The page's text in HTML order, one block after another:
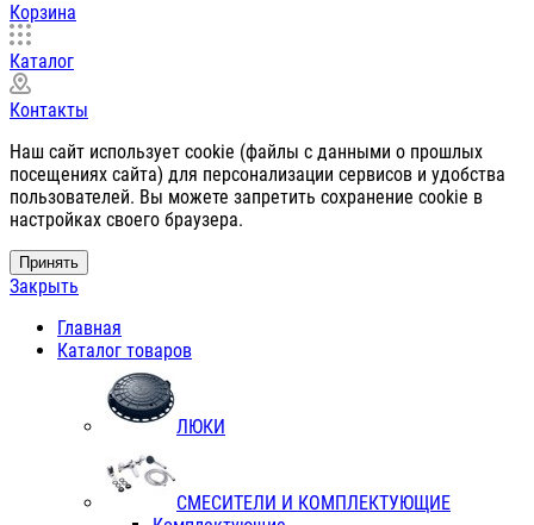
Корзина
Каталог
Контакты
Наш сайт использует cookie (файлы с данными о прошлых
посещениях сайта) для персонализации сервисов и удобства
пользователей. Вы можете запретить сохранение cookie в
настройках своего браузера.
Принять
Закрыть
Главная
Каталог товаров
ЛЮКИ
СМЕСИТЕЛИ И КОМПЛЕКТУЮЩИЕ